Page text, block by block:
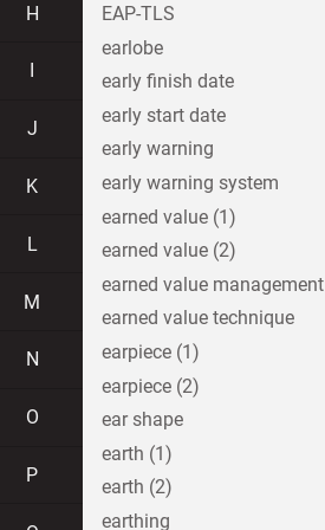
H
J
K
L
M
N
O
P
EAP-TLS
earlobe
early finish date
early start date
early warning
early warning system
earned value (1)
earned value (2)
earned value management
earned value technique
earpiece (1)
earpiece (2)
ear shape
earth (1)
earth (2)
earthing